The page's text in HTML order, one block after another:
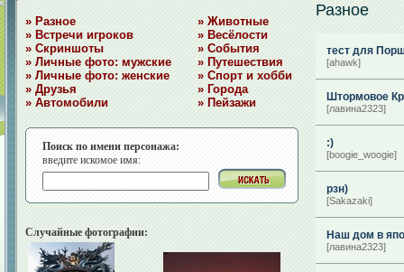
» Разное
» Встречи игроков
» Скриншоты
» Личные фото: мужские
» Личные фото: женские
» Друзья
» Автомобили
» Животные
» Весёлости
» События
» Путешествия
» Спорт и хобби
» Города
» Пейзажи
Поиск по имени персонажа:
введите искомое имя:
Случайные фотографии:
Разное
тест для
[ahawk]
Штормовое
[лавина2323]
:)
[boogie_woogie]
рзн)
[Sakazaki]
Наш дом в
[лавина2323]